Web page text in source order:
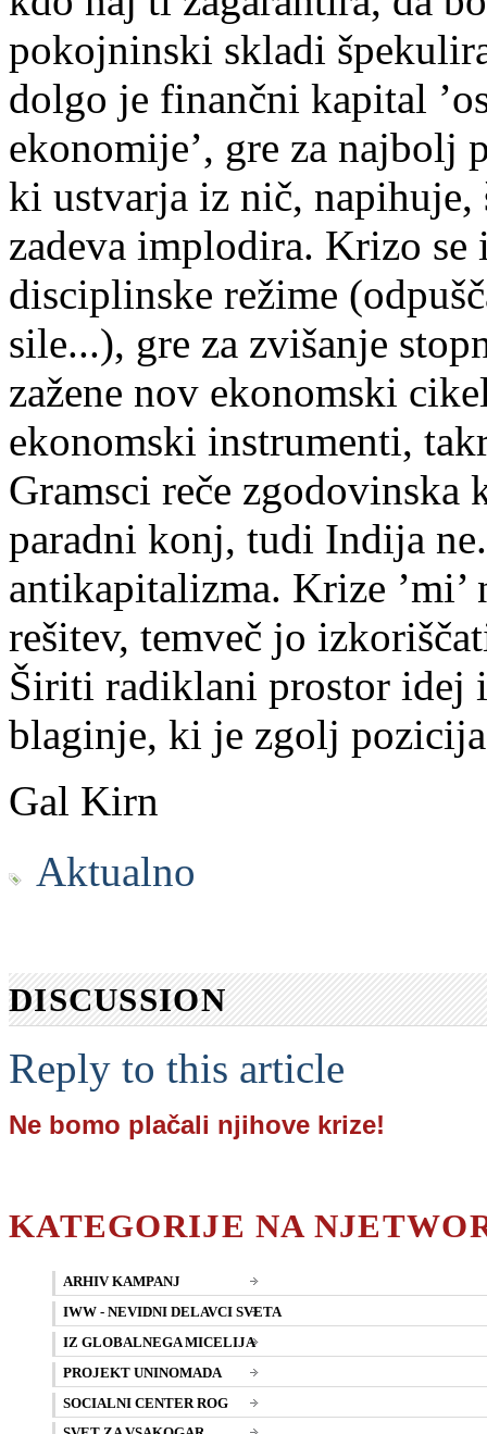
pokojninski skladi
dolgo je finančni kapital
ekonomije’, gre za najbolj
ki ustvarja iz nič,
zadeva implodira. Krizo
disciplinske režime
sile...), gre za zvišanje
zažene nov ekonomski
ekonomski instrumenti,
Gramsci reče zgodovinska
paradni konj, tudi Indija
antikapitalizma. Krize
rešitev, temveč jo
Širiti radiklani prostor idej
blaginje, ki je zgolj pozicija
Gal Kirn
Aktualno
DISCUSSION
Reply to this article
Ne bomo plačali njihove krize!
KATEGORIJE NA
ARHIV KAMPANJ
IWW - NEVIDNI DELAVCI SVETA
IZ GLOBALNEGA MICELIJA
PROJEKT UNINOMADA
SOCIALNI CENTER ROG